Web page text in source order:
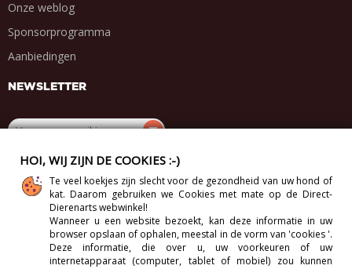
Onze weblog
Sponsorprogramma
Aanbiedingen
NEWSLETTER
. . . .
HOI, WIJ ZIJN DE COOKIES :-)
Te veel koekjes zijn slecht voor de gezondheid van uw hond of
kat. Daarom gebruiken we Cookies met mate op de Direct-
Dierenarts webwinkel!
Wanneer u een website bezoekt, kan deze informatie in uw
browser opslaan of ophalen, meestal in de vorm van 'cookies '.
Deze informatie, die over u, uw voorkeuren of uw
internetapparaat (computer, tablet of mobiel) zou kunnen